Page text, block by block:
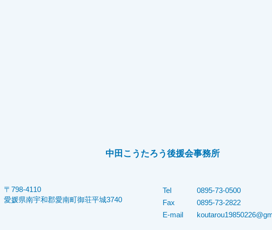
中田こうたろう後援会事務所
〒798-4110
愛媛県南宇和郡愛南町御荘平城3740
Tel
0895-73-0500
Fax
0895-73-2822
E-mail